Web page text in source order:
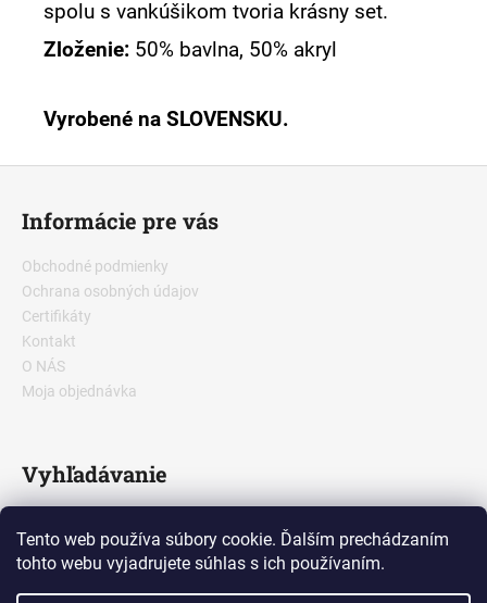
Tento web používa súbory cookie. Ďalším prechádzaním
tohto webu vyjadrujete súhlas s ich používaním.
spolu s vankúšikom tvoria krásny set.
Zloženie: 50% bavlna, 50% akryl
Vyrobené na SLOVENSKU.
Informácie pre vás
Obchodné podmienky
Ochrana osobných údajov
Certifikáty
Kontakt
O NÁS
Moja objednávka
Vyhľadávanie
HĽADAŤ